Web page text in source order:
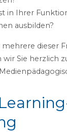
in Ihrer
ausbilden?
dieser
Sie herzlich